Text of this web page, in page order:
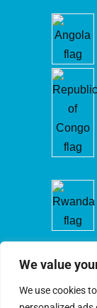
We value
We use cookies